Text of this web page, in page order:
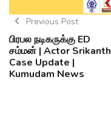
Previous Post
பிரபல நடிகருக்கு ED
சம்மன் | Actor Srikanth
Case Update |
Kumudam News